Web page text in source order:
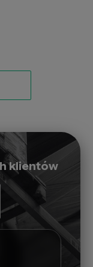
klientów